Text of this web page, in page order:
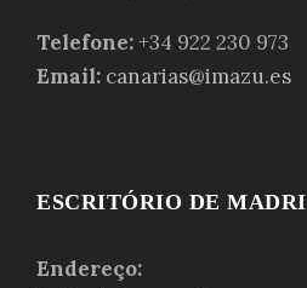
Telefone:+34 922 230 973
Email: canarias@imazu.es
ESCRITÓRIO DE MADRI
Endereço: